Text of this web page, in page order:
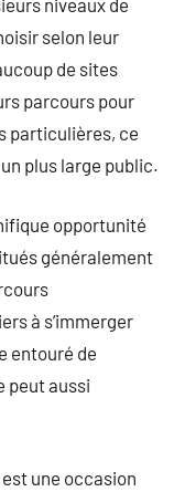
selon leur
de sites
parcours pour
particulières, ce
plus large public.
opportunité
généralement
à s’immerger
entouré de
peut aussi
une occasion